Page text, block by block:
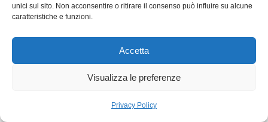
unici sul sito. Non acconsentire o ritirare il consenso può influire su alcune
caratteristiche e funzioni.
Accetta
Visualizza le preferenze
Privacy Policy
Nel corso dell’anno, possono verificarsi
che richiedono una valutazione attenta
viceversa, il massimale mensile di retribuzione